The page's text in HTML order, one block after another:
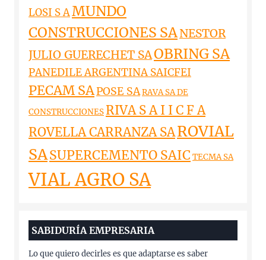
LOSI S AMUNDO
CONSTRUCCIONES SANESTOR
JULIO GUERECHET SAOBRING SA
PANEDILE ARGENTINA SAICFEI
PECAM SAPOSE SARAVA SA DE
CONSTRUCCIONES RIVA S A I I C F A
ROVELLA CARRANZA SAROVIAL
SASUPERCEMENTO SAIC TECMA SA
VIAL AGRO SA
SABIDURÍA EMPRESARIA
Lo que quiero decirles es que adaptarse es saber